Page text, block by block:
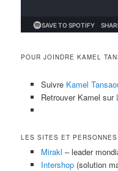
POUR JOINDRE KAMEL
Suivre Kamel
Retrouver Kamel sur
LES SITES ET
Mirakl – leader
Intershop(solution